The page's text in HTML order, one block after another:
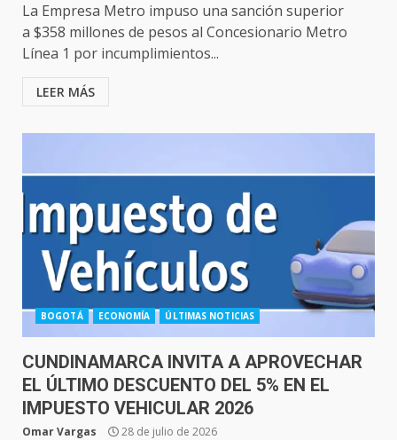
La Empresa Metro impuso una sanción superior
a $358 millones de pesos al Concesionario Metro
Línea 1 por incumplimientos...
LEER MÁS
BOGOTÁ ECONOMÍA ÚLTIMAS NOTICIAS
CUNDINAMARCA INVITA A APROVECHAR
EL ÚLTIMO DESCUENTO DEL 5% EN EL
IMPUESTO VEHICULAR 2026
Omar Vargas 28 de julio de 2026